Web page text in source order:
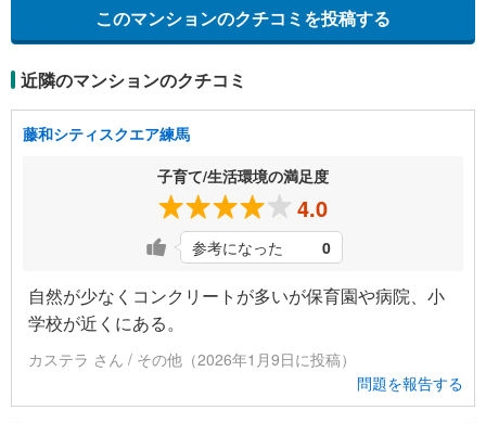
このマンションのクチコミを投稿する
近隣のマンションのクチコミ
藤和シティスクエア練馬
子育て/生活環境の満足度
4.0
参考になった 0
自然が少なくコンクリートが多いが保育園や病院、小
学校が近くにある。
カステラ さん / その他（2026年1月9日に投稿）
問題を報告する